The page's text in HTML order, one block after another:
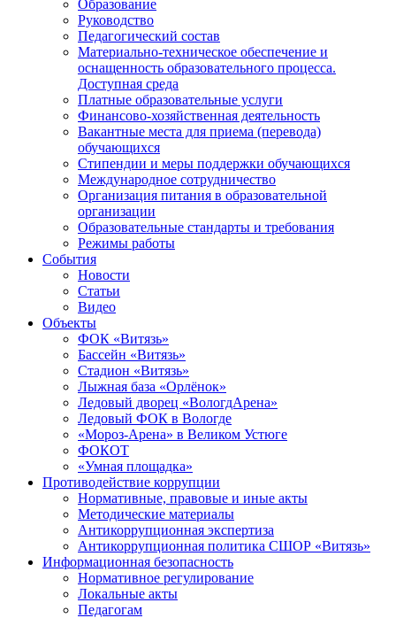
Образование
Руководство
Педагогический состав
Материально-техническое обеспечение и
оснащенность образовательного процесса.
Доступная среда
Платные образовательные услуги
Финансово-хозяйственная деятельность
Вакантные места для приема (перевода)
обучающихся
Стипендии и меры поддержки обучающихся
Международное сотрудничество
Организация питания в образовательной
организации
Образовательные стандарты и требования
Режимы работы
События
Новости
Статьи
Видео
Объекты
ФОК «Витязь»
Бассейн «Витязь»
Стадион «Витязь»
Лыжная база «Орлёнок»
Ледовый дворец «ВологдАрена»
Ледовый ФОК в Вологде
«Мороз-Арена» в Великом Устюге
ФОКОТ
«Умная площадка»
Противодействие коррупции
Нормативные, правовые и иные акты
Методические материалы
Антикоррупционная экспертиза
Антикоррупционная политика СШОР «Витязь»
Информационная безопасность
Нормативное регулирование
Локальные акты
Педагогам